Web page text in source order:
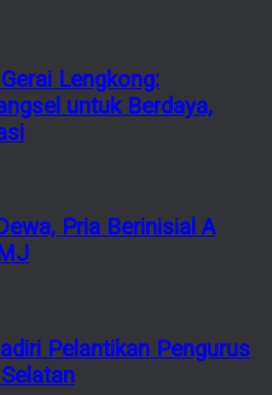
Lengkong:
untuk Berdaya,
Pria Berinisial A
Pelantikan Pengurus